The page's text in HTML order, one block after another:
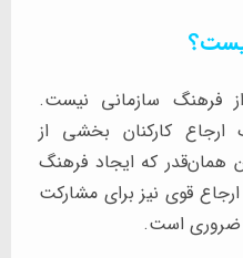
فرهنگ سازمانی نیست.
کارکنان بخشی از
همان‌قدر که ایجاد فرهنگ
قوی نیز برای مشارکت
ضروری است.